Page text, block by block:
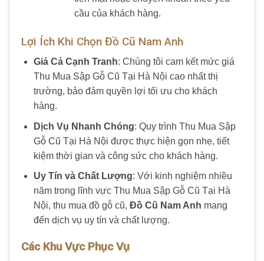
cầu của khách hàng.
Lợi Ích Khi Chọn Đồ Cũ Nam Anh
Giá Cả Cạnh Tranh: Chúng tôi cam kết mức giá
Thu Mua Sập Gỗ Cũ Tại Hà Nội cao nhất thị
trường, bảo đảm quyền lợi tối ưu cho khách
hàng.
Dịch Vụ Nhanh Chóng: Quy trình Thu Mua Sập
Gỗ Cũ Tại Hà Nội được thực hiện gọn nhẹ, tiết
kiệm thời gian và công sức cho khách hàng.
Uy Tín và Chất Lượng: Với kinh nghiệm nhiều
năm trong lĩnh vực Thu Mua Sập Gỗ Cũ Tại Hà
Nội, thu mua đồ gỗ cũ, Đồ Cũ Nam Anh mang
đến dịch vụ uy tín và chất lượng.
Các Khu Vực Phục Vụ